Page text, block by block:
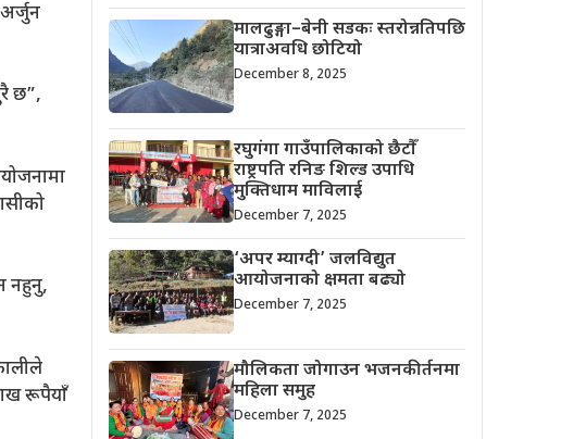
छ”,
नहुनु,
रूपैयाँ
मालढुङ्गा–बेनी सडकः स्तरोन्नतिपछि
यात्राअवधि छोटियो
December 8, 2025
रघुगंगा गाउँपालिकाको छैटौँ
राष्ट्रपति रनिङ शिल्ड उपाधि
मुक्तिधाम माविलाई
December 7, 2025
‘अपर म्याग्दी’ जलविद्युत
आयोजनाको क्षमता बढ्यो
December 7, 2025
मौलिकता जोगाउन भजनकीर्तनमा
महिला समुह
December 7, 2025